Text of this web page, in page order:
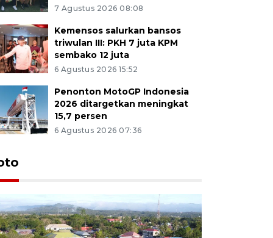
7 Agustus 2026 08:08
Kemensos salurkan bansos
triwulan III: PKH 7 juta KPM
sembako 12 juta
6 Agustus 2026 15:52
Penonton MotoGP Indonesia
2026 ditargetkan meningkat
15,7 persen
6 Agustus 2026 07:36